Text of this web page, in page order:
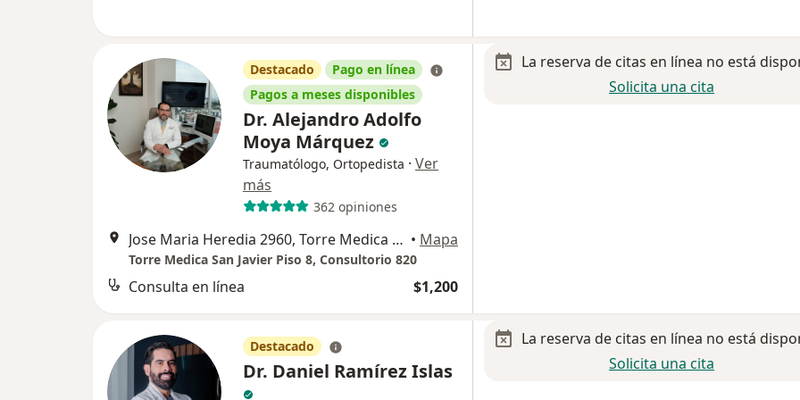
Destacado
Pago en línea
Pagos a meses disponibles
Dr. Alejandro Adolfo
Moya Márquez
Traumatólogo, Ortopedista · Ver
más
362 opiniones
Jose Maria Heredia 2960, Torre Medica San Javier Piso 8 int 820, Guadalajara • Mapa
Torre Medica San Javier Piso 8, Consultorio 820
Consulta en línea $1,200
La reserva de citas en línea no está
Solicita una cita
Destacado
Dr. Daniel Ramírez Islas
La reserva de citas en línea no está
Solicita una cita